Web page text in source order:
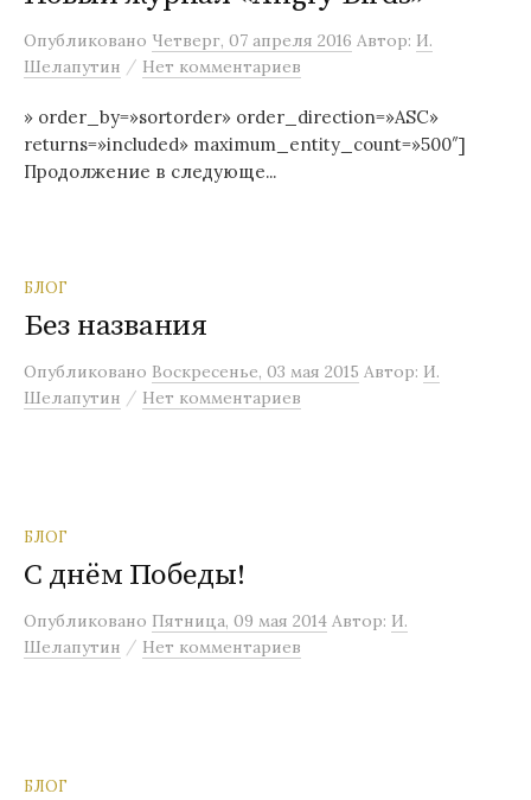
м
у
Опубликовано Четверг, 07 апреля 2016 Автор: И.
Шелапутин / Нет комментариев
» order_by=»sortorder» order_direction=»ASC»
returns=»included» maximum_entity_count=»500″]
Продолжение в следующе...
БЛОГ
Без названия
Опубликовано Воскресенье, 03 мая 2015 Автор: И.
Шелапутин / Нет комментариев
БЛОГ
С днём Победы!
Опубликовано Пятница, 09 мая 2014 Автор: И.
Шелапутин / Нет комментариев
БЛОГ